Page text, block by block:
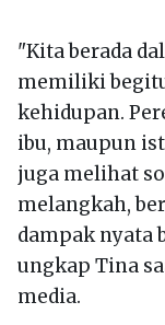
"Kita berada
memiliki
kehidupan.
ibu, maupun
juga melihat
melangkah,
dampak nyata
ungkap Tina
media.